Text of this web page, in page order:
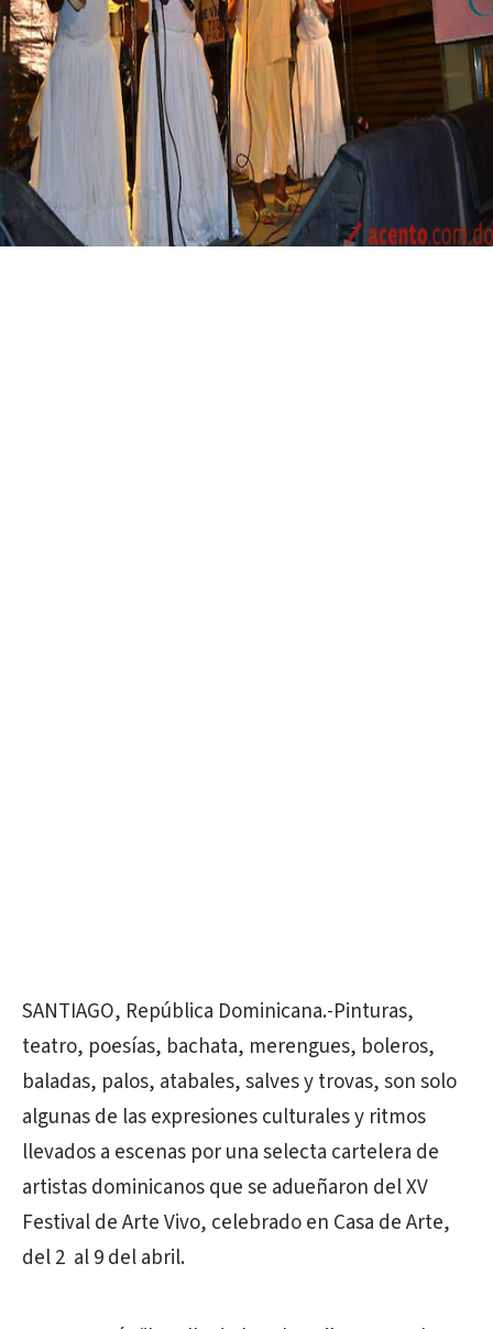
SANTIAGO, República Dominicana.-Pinturas,
teatro, poesías, bachata, merengues, boleros,
baladas, palos, atabales, salves y trovas, son solo
algunas de las expresiones culturales y ritmos
llevados a escenas por una selecta cartelera de
artistas dominicanos que se adueñaron del XV
Festival de Arte Vivo, celebrado en Casa de Arte,
del 2 al 9 del abril.